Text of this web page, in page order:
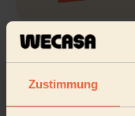
Zustimmung
Reinigung